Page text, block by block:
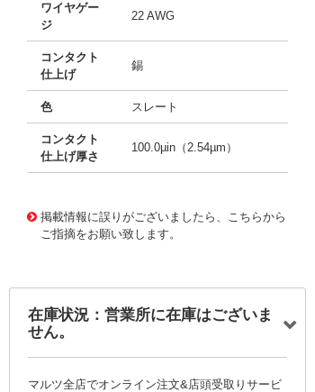
ワイヤゲー
ジ
22 AWG
コンタクト
仕上げ
錫
色 スレート
コンタクト
仕上げ厚さ
100.0µin（2.54µm）
掲載情報に誤りがございましたら、こちらから
ご指摘をお願い致します。
在庫状況：営業所に在庫はございま
せん。
マルツ全店でオンライン注文&店頭受取りサービ